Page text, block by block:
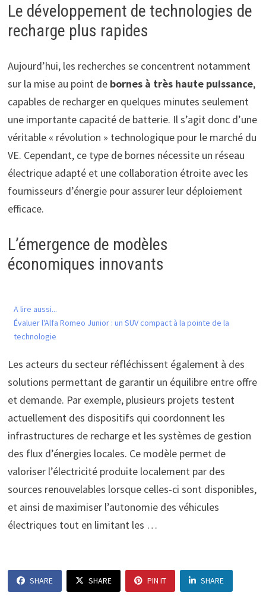
Le développement de technologies de
recharge plus rapides
Aujourd’hui, les recherches se concentrent notamment
sur la mise au point de bornes à très haute puissance,
capables de recharger en quelques minutes seulement
une importante capacité de batterie. Il s’agit donc d’une
véritable « révolution » technologique pour le marché du
VE. Cependant, ce type de bornes nécessite un réseau
électrique adapté et une collaboration étroite avec les
fournisseurs d’énergie pour assurer leur déploiement
efficace.
L’émergence de modèles
économiques innovants
A lire aussi...
Évaluer l'Alfa Romeo Junior : un SUV compact à la pointe de la
technologie
Les acteurs du secteur réfléchissent également à des
solutions permettant de garantir un équilibre entre offre
et demande. Par exemple, plusieurs projets testent
actuellement des dispositifs qui coordonnent les
infrastructures de recharge et les systèmes de gestion
des flux d’énergies locales. Ce modèle permet de
valoriser l’électricité produite localement par des
sources renouvelables lorsque celles-ci sont disponibles,
et ainsi de maximiser l’autonomie des véhicules
électriques tout en limitant les …
SHARE SHARE PIN IT SHARE